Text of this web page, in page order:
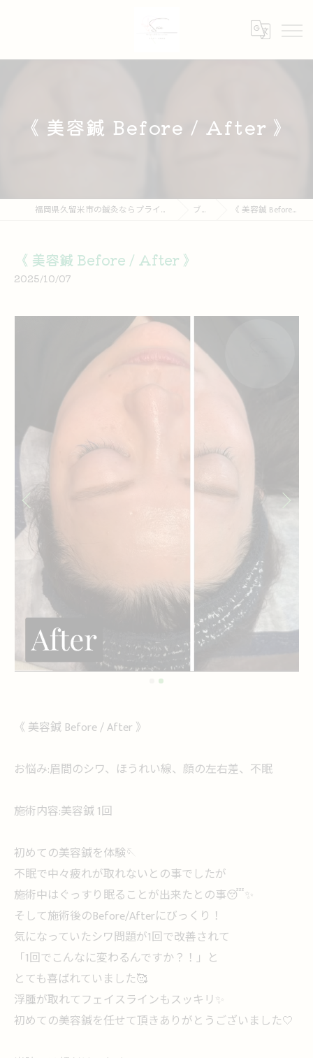
《 美容鍼 Before / After 》
福岡県久留米市の鍼灸ならプライベート鍼灸院 Soin ブログ 《 美容鍼 Before / After 》
《 美容鍼 Before / After 》
2025/10/07
《 美容鍼 Before / After 》
お悩み:眉間のシワ、ほうれい線、顔の左右差、不眠
施術内容:美容鍼 1回
初めての美容鍼を体験🪡
不眠で中々疲れが取れないとの事でしたが
施術中はぐっすり眠ることが出来たとの事😴✨
そして施術後のBefore/Afterにびっくり！
気になっていたシワ問題が1回で改善されて
「1回でこんなに変わるんですか？！」と
とても喜ばれていました🥰
浮腫が取れてフェイスラインもスッキリ✨
初めての美容鍼を任せて頂きありがとうございました‎🤍